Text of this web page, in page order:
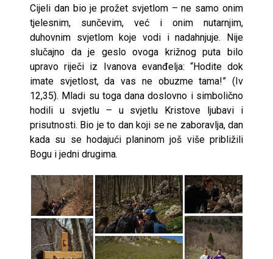
Cijeli dan bio je prožet svjetlom – ne samo onim
tjelesnim, sunčevim, već i onim nutarnjim,
duhovnim svjetlom koje vodi i nadahnjuje. Nije
slučajno da je geslo ovoga križnog puta bilo
upravo riječi iz Ivanova evanđelja: “Hodite dok
imate svjetlost, da vas ne obuzme tama!” (Iv
12,35). Mladi su toga dana doslovno i simbolično
hodili u svjetlu – u svjetlu Kristove ljubavi i
prisutnosti. Bio je to dan koji se ne zaboravlja, dan
kada su se hodajući planinom još više približili
Bogu i jedni drugima.